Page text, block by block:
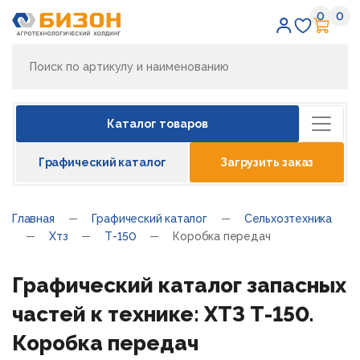
0 0
Каталог товаров
Графический каталог Загрузить заказ
Главная Графический каталог
Сельхозтехника
Хтз
Т-150 Коробка передач
Графический каталог запасных
частей к технике: ХТЗ Т-150.
Коробка передач